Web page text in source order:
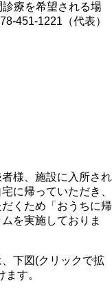
療を希望される場
451-1221（代表）
様、施設に入所され
に帰っていただき、
くため「おうちに帰
を実施しておりま
下図(クリックで拡
す。